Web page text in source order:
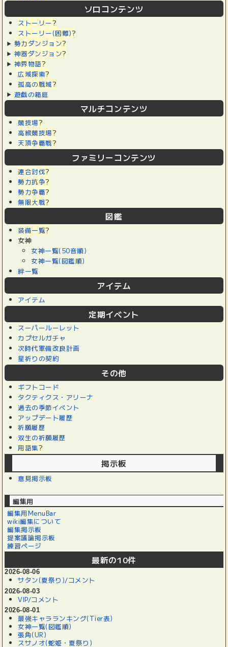
ソロコンテンツ
ストーリー?
ストーリー(困難)?
勢力ダンジョン?
神器ダンジョン?
神界物語?
広域探索?
孤高の戦域?
遊戯の箱庭
マルチコンテンツ
競技場?
高級競技場?
天頂争覇戦?
ファミリーコンテンツ
連合討伐?
勢力抗争?
勢力争覇?
無限大戦?
図鑑
装備一覧?
女神
女神一覧(50音順)
女神一覧(図鑑順)
絆一覧
アイテム
アイテム
定期イベント
スーパールーレット
カプセルガチャ
次時代軍備改良計画
星祈りの契約
その他
ギフトコード
タクティクス・アリーナ
過去の季節イベント
アップデート履歴
祈願履歴
双生の祈願履歴
用語集?
掲示板
意見掲示板
編集用
編集用MenuBar
wiki編集について
編集掲示板
提案議論掲示板
練習ページ
最新の10件
2026-08-06
サタン(夏祭り)/コメント
2026-08-03
VIP/コメント
2026-08-01
最強キャラランキング(Tier表)
女神一覧(図鑑順)
張角(UR)
スサノオ(蛇姫・夏祭り)